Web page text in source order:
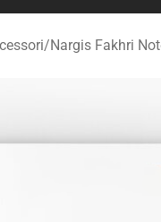
/Nargis Fakhri